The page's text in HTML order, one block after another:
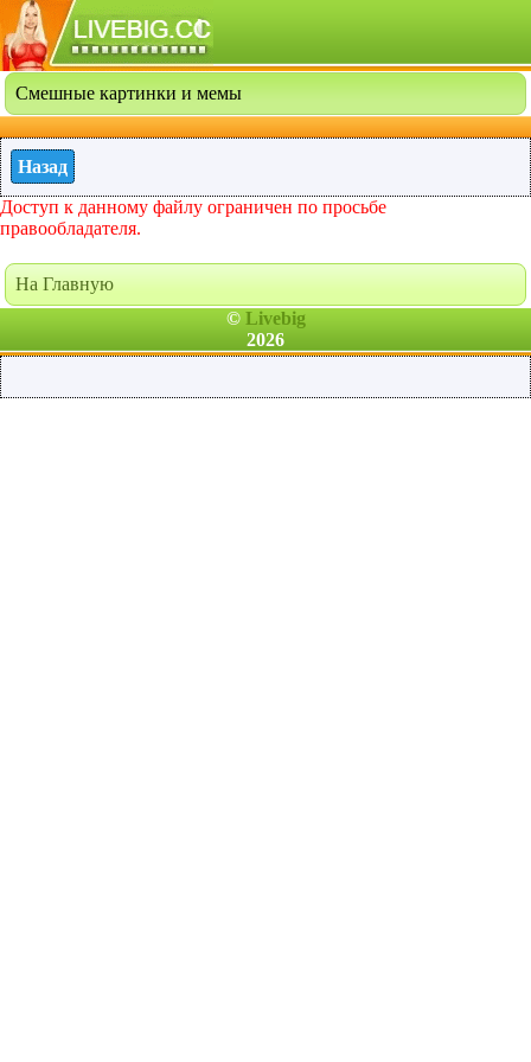
Смешные картинки и мемы
Назад
Доступ к данному файлу ограничен по просьбе
правообладателя.
На Главную
© Livebig
2026